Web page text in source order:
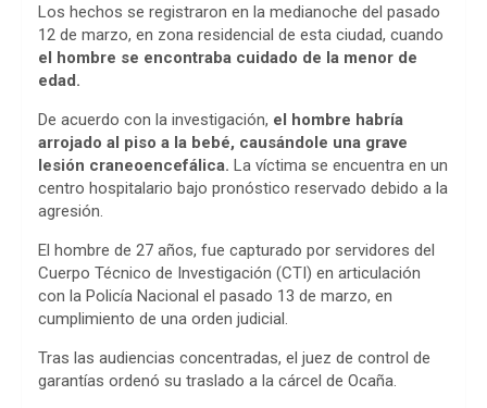
Los hechos se registraron en la medianoche del pasado
12 de marzo, en zona residencial de esta ciudad, cuando
el hombre se encontraba cuidado de la menor de
edad.
De acuerdo con la investigación, el hombre habría
arrojado al piso a la bebé, causándole una grave
lesión craneoencefálica. La víctima se encuentra en un
centro hospitalario bajo pronóstico reservado debido a la
agresión.
El hombre de 27 años, fue capturado por servidores del
Cuerpo Técnico de Investigación (CTI) en articulación
con la Policía Nacional el pasado 13 de marzo, en
cumplimiento de una orden judicial.
Tras las audiencias concentradas, el juez de control de
garantías ordenó su traslado a la cárcel de Ocaña.